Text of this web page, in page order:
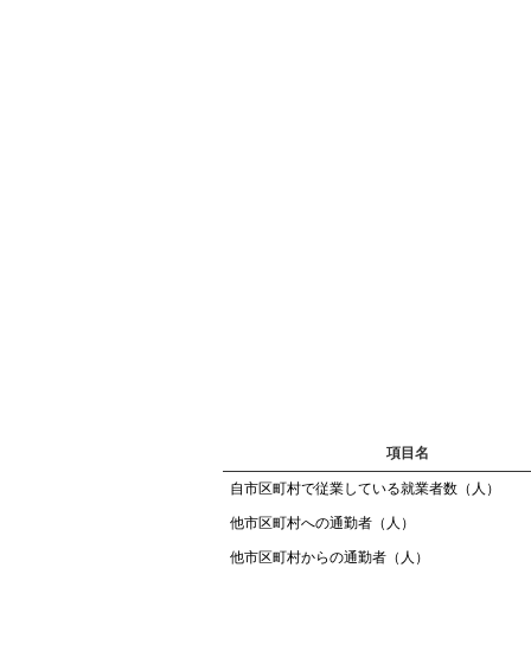
項目名
自市区町村で従業している就業者数（人）
他市区町村への通勤者（人）
他市区町村からの通勤者（人）